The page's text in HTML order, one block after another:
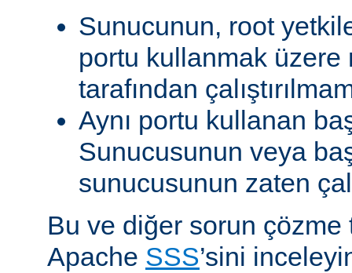
Sunucunun, root
portu kullanmak üzere
tarafından
Aynı portu kullanan
Sunucusunun veya
sunucusunun zaten
Bu ve diğer sorun çözme
Apache SSS’sini